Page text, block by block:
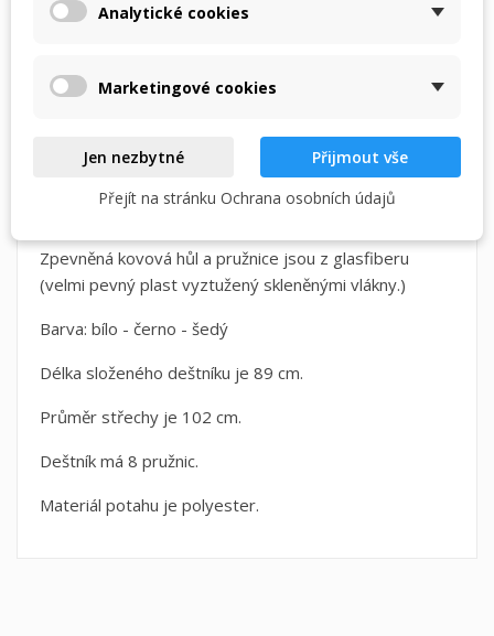
černou konstrukcí a lakovanou rukojetí.
Nádherný kousek od značky Pierre Cardin s
automatickým otvíráním.
Zpevněná kovová hůl a pružnice jsou z glasfiberu
(velmi pevný plast vyztužený skleněnými vlákny.)
Barva: bílo - černo - šedý
Délka složeného deštníku je 89 cm.
Průměr střechy je 102 cm.
Deštník má 8 pružnic.
Materiál potahu je polyester.
add_circle_outline Vytvořit nový seznam
Zrušit Vytvořit seznam přání
Analytické cookies
Marketingové cookies
Jen nezbytné
Přijmout vše
Přejít na stránku Ochrana osobních údajů